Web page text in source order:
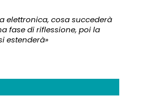
elettronica, cosa succederà
fase di riflessione, poi la
estenderà»